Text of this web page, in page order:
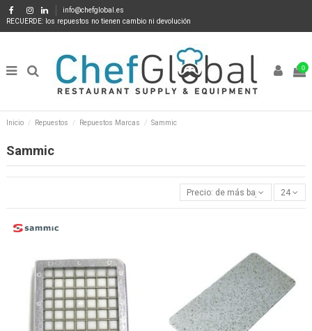
info@chefglobal.es
RECUERDE: los repuestos no tienen cambio ni devolución
0
Inicio Repuestos Repuestos Marcas Sammic
Sammic
Precio: de más bajo a más alto
24